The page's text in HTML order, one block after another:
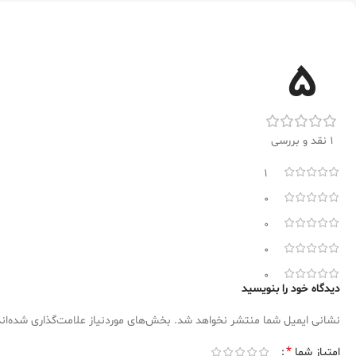
5
1 نقد و بررسی
1
0
0
0
0
دیدگاه خود را بنویسید
نشانی ایمیل شما منتشر نخواهد شد. بخش‌های موردنیاز علامت‌گذاری
امتیاز شما *